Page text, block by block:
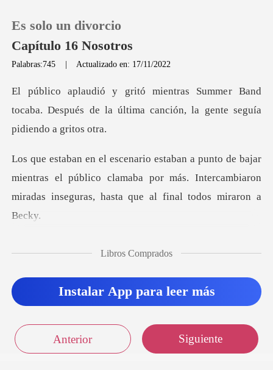
0
Recargar
Historia
Salir
Es solo un divorcio
Capítulo 16 Nosotros
Palabras:745 | Actualizado en: 17/11/2022
r Band
tocaba. Después de la última canció
mientras el público clamaba por más. Intercambiaron
mir
Libros Comprados
Instalar App para leer más
Anterior Siguiente